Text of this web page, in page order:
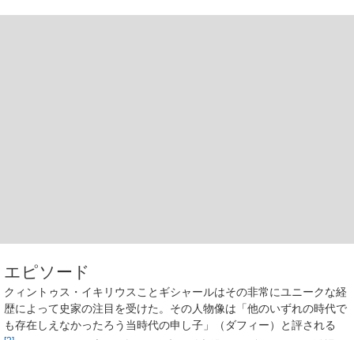
エピソード
クィントゥス・イキリウスことギシャールはその非常にユニークな経
歴によって史家の注目を受けた。その人物像は「他のいずれの時代で
も存在しえなかったろう当時代の申し子」（ダフィー）と評される